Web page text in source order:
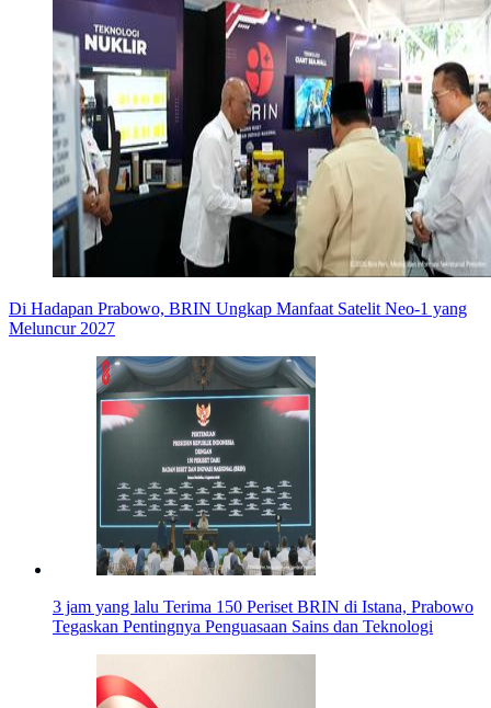
Di Hadapan Prabowo, BRIN Ungkap Manfaat Satelit Neo-1 yang
Meluncur 2027
3 jam yang lalu Terima 150 Periset BRIN di Istana, Prabowo
Tegaskan Pentingnya Penguasaan Sains dan Teknologi